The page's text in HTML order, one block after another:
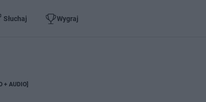
Słuchaj Wygraj
+ AUDIO]